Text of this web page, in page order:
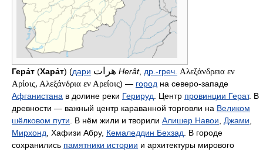
Гера́т (Хара́т) (дари هرات Herât, др.-греч. Αλεξάνδρεια εν
Αρίοις, Αλεξάνδρια εν Αρείοις) — город на северо-западе
Афганистана в долине реки Герируд . Центр провинции Герат. В
древности — важный центр караванной торговли на Великом
шёлковом пути . В нём жили и творили Алишер Навои Джами
Мирхонд , Хафизи Абру, Кемаледдин Бехзад . В городе
сохранились памятники истории и архитектуры мирового